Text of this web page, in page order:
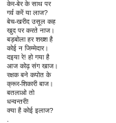
केर-बेर के साथ पर
गर्व करें या लाज?
बेच-खरीद उसूल कह
खुद पर करते नाज।
बड़बोला हर शख्श है
कोई न जिम्मेदार।
दइया रे! हो गया है
आज कोढ़ संग खाज।
रक्षक बने कपोत के
क्रूर-शिकारी बाज।
बतलाओ तो
धन्वन्तरी!
क्या है कोई इलाज?